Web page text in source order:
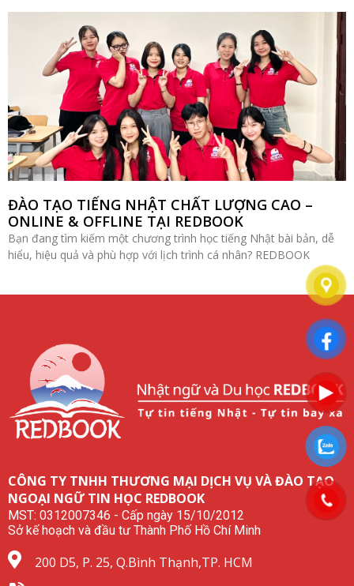
ĐÀO TẠO TIẾNG NHẬT CHẤT LƯỢNG CAO –
ONLINE & OFFLINE TẠI REDBOOK
Bạn đang tìm kiếm một chương trình học tiếng Nhật bài bản, dễ
hiểu, hiệu quả và phù hợp với lịch trình cá nhân? REDBOOK
CÔNG TY TNHH THƯƠNG MẠI DỊCH VỤ VÀ ĐÀO TẠO
NGOẠI NGỮ TIN HỌC REDBOOK
MST: 0312007346 - Cấp ngày 15/10/2012
Sở kế hoạch và đầu tư Thành Phố Hồ Chí Minh
200 D5, P. 25, Q.Bình Thạnh,TP. HCM